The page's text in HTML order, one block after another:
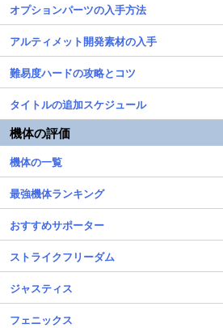
オプションパーツの入手方法
アルティメット開発素材の入手
難易度ハードの攻略とコツ
タイトルの追加スケジュール
機体の評価
機体の一覧
最強機体ランキング
おすすめサポーター
ストライクフリーダム
ジャスティス
フェニックス